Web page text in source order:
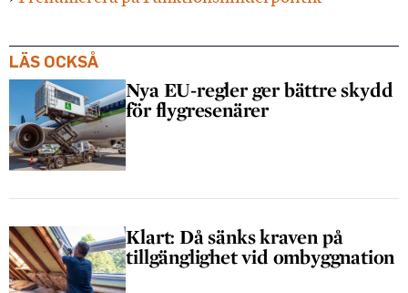
LÄS OCKSÅ
Nya EU-regler ger bättre skydd
för flygresenärer
Klart: Då sänks kraven på
tillgänglighet vid ombyggnation